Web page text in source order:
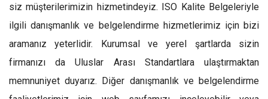
siz müşterilerimizin hizmetindeyiz. ISO Kalite Belgeleriyle
ilgili danışmanlık ve belgelendirme hizmetlerimiz için bizi
aramanız yeterlidir. Kurumsal ve yerel şartlarda sizin
firmanızı da Uluslar Arası Standartlara ulaştırmaktan
memnuniyet duyarız. Diğer danışmanlık ve belgelendirme